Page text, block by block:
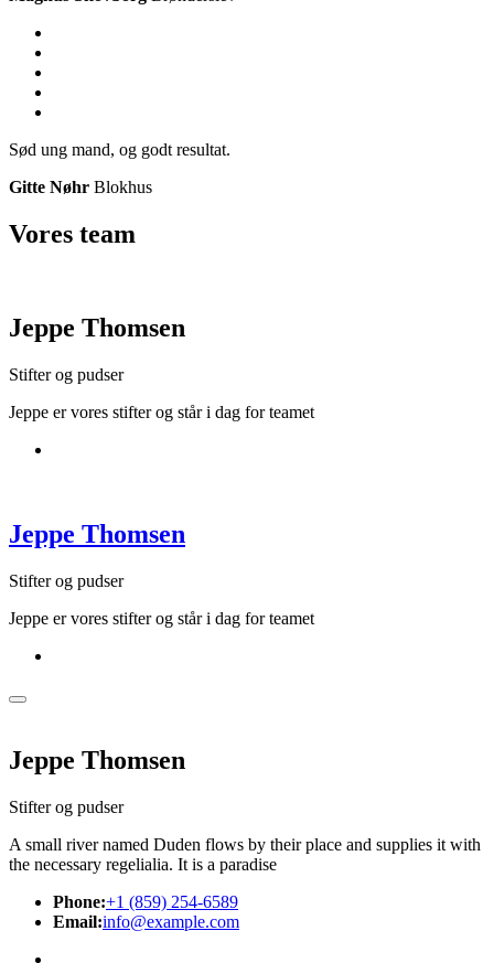
Sød ung mand, og godt resultat.
Gitte Nøhr Blokhus
Vores team
Jeppe Thomsen
Stifter og pudser
Jeppe er vores stifter og står i dag for teamet
Jeppe Thomsen
Stifter og pudser
Jeppe er vores stifter og står i dag for teamet
Jeppe Thomsen
Stifter og pudser
A small river named Duden flows by their place and supplies it with
the necessary regelialia. It is a paradise
Phone:+1 (859) 254-6589
Email:info@example.com